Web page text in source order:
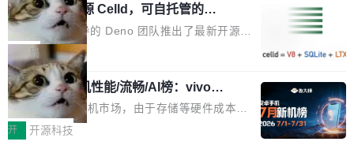
ean 表示是否可切换，nullable 的默认模式、浅
色方案、深色方案——会产生大量无意义的组
合。方案缺了、配置冲突了、全 null 了。要知道
哪些组合有效，作者说，你得靠"文档、校验、或
者部落知识"。 换个写法。Rust 的 enum，两个
变体：Switchable...
做，没什么新鲜的。 但 Kenton Varda 在 Twitte
r 上把事情说清楚了： 今天我们发布了 Cloudfla
re OS，一个带连接器的聊天机器人，跟其他所
有科技公司做的一样。只不过，实际上它不一
样。这是 Sandstorm.io 的重制版，我十年前的
那个创业公司。不同的是，这次它构建在 Cloudf
lare Workers 上——我花了九年时间搭建的平台
——并且深度集成了 AI。这基本上是我十年秘密
Deno 团队开源 Celld，可自托管的分
布式 Durable Objects
Ryan Dahl 领导的 Deno 团队推出了最新开源项
目 Celld，一个能在自己机器上运行 Cloudflare
Workers 和 Durable Objects 的守护进程。 设
计思路很直接：每个对象是一个独立的 SQLite
数据库，按名称寻址，复制到你自己的 S3 兼容
存储库里。节点之间只通过这个存储库协调——
局
鲁大师7月新机性能/流畅/AI榜：vivo夺
性能、流畅双第一，三星Galaxy Z系列
新折叠缺席
2026年7月的手机市场，由于存储等硬件成本暴
增，手机厂商的日子也不好过啊，新机速度明显
开 开源科技